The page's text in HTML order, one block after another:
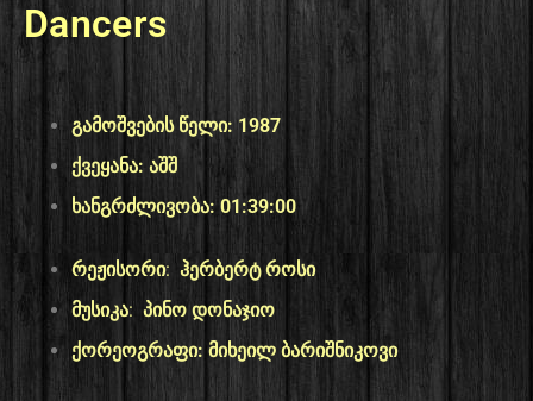
Dancers
გამოშვების წელი: 1987
ქვეყანა: აშშ
ხანგრძლივობა: 01:39:00
რეჟისორი: ჰერბერტ როსი
მუსიკა: პინო დონაჯიო
ქორეოგრაფი: მიხეილ ბარიშნიკოვი